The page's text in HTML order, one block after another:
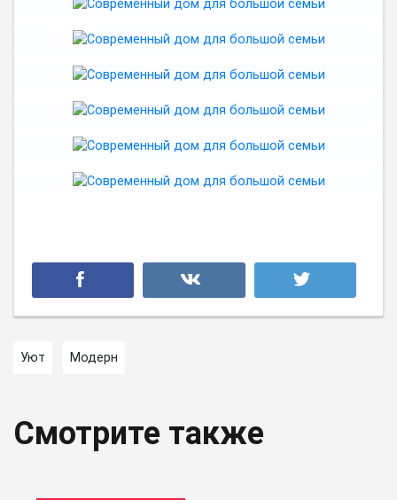
Уют Модерн
Смотрите также